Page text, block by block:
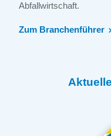
Abfallwirtschaft.
Zum Branchenführer